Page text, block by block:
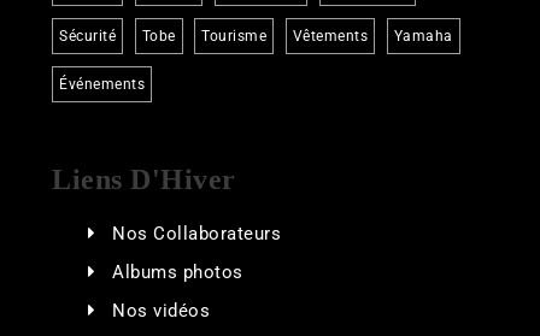
Sécurité Tobe Tourisme Vêtements Yamaha
Événements
Liens D'Hiver
Nos Collaborateurs
Albums photos
Nos vidéos